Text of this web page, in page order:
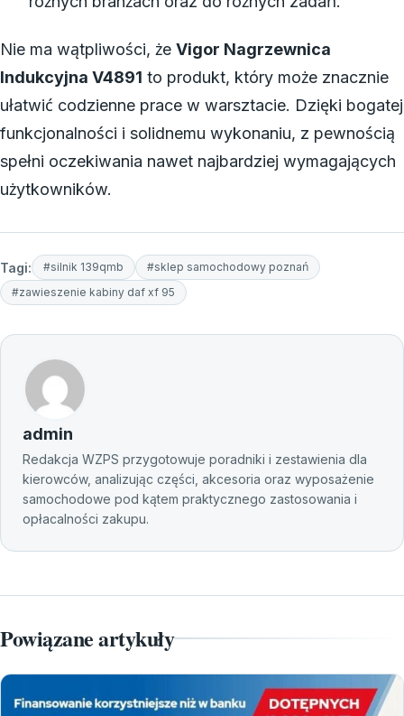
Nie ma wątpliwości, że Vigor Nagrzewnica
Indukcyjna V4891 to produkt, który może znacznie
ułatwić codzienne prace w warsztacie. Dzięki bogatej
funkcjonalności i solidnemu wykonaniu, z pewnością
spełni oczekiwania nawet najbardziej wymagających
użytkowników.
Tagi: #silnik 139qmb
#sklep samochodowy poznań
#zawieszenie kabiny daf xf 95
admin
Redakcja WZPS przygotowuje poradniki i zestawienia dla
kierowców, analizując części, akcesoria oraz wyposażenie
samochodowe pod kątem praktycznego zastosowania i
opłacalności zakupu.
Powiązane artykuły